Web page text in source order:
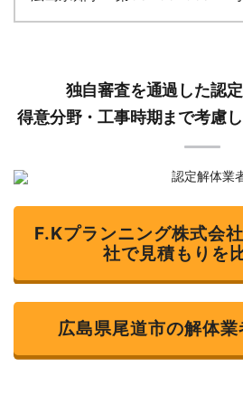
独自審査を通過した認
得意分野・工事時期まで考慮
F.Kプランニング株式会
社で見積もりを
広島県尾道市の解体